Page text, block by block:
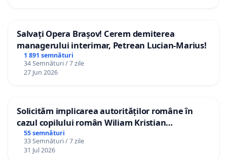
Salvați Opera Brașov! Cerem demiterea
managerului interimar, Petrean Lucian-Marius!
1 891 semnături
34 Semnături / 7 zile
27 Jun 2026
Solicităm implicarea autorităților române în
cazul copilului român Wiliam Kristian
Gheorghe, aflat în plasament în Danemarca de
12 ani
55 semnături
33 Semnături / 7 zile
31 Jul 2026